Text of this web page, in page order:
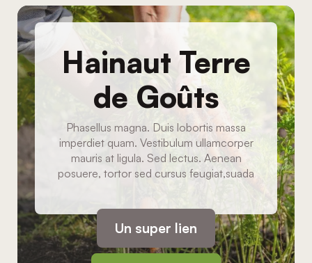
Hainaut Terre
de Goûts
Phasellus magna. Duis lobortis massa
imperdiet quam. Vestibulum ullamcorper
mauris at ligula. Sed lectus. Aenean
posuere, tortor sed cursus feugiat,suada
Un super lien